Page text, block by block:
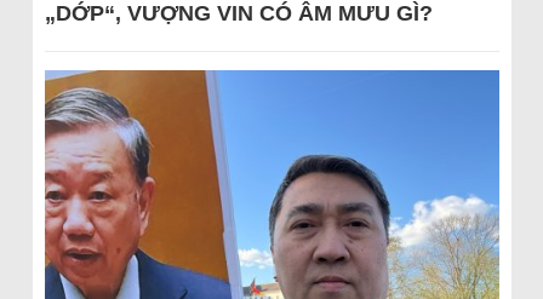
„DỚP“, VƯỢNG VIN CÓ ÂM MƯU GÌ?